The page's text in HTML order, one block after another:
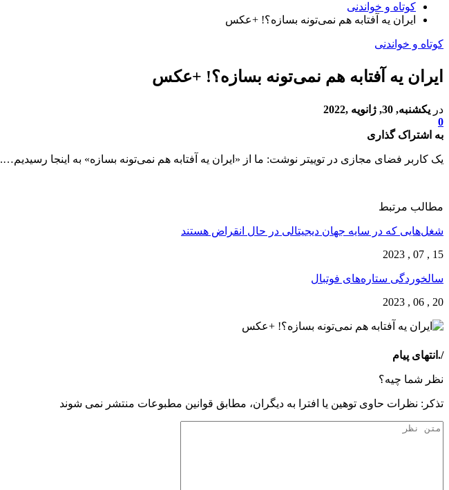
کوتاه و خواندنی
ایران یه آفتابه هم نمی‌تونه بسازه؟! +عکس
کوتاه و خواندنی
ایران یه آفتابه هم نمی‌تونه بسازه؟! +عکس
در یکشنبه, 30, ژانویه ,2022
0
به اشتراک گذاری
یک کاربر فضای مجازی در توییتر نوشت: ‏ما از «ایران یه آفتابه هم نمی‌تونه بسازه» به اینجا رسیدیم….
مطالب مرتبط
شغل‌‌هایی که در سایه جهان دیجیتالی در حال انقراض هستند
15 , 07 , 2023
سالخوردگی ستاره‌های فوتبال
20 , 06 , 2023
/.انتهای پیام
نظر شما چیه؟
تذكر: نظرات حاوی توهين يا افترا به ديگران، مطابق قوانين مطبوعات منتشر نمی شوند